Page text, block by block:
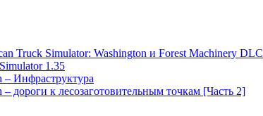
Truck Simulator: Washington и Forest Machinery DLC
1.35
– Инфраструктура
дороги к лесозаготовительным точкам [Часть 2]